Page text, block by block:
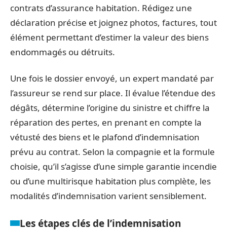
contrats d’assurance habitation. Rédigez une
déclaration précise et joignez photos, factures, tout
élément permettant d’estimer la valeur des biens
endommagés ou détruits.
Une fois le dossier envoyé, un expert mandaté par
l’assureur se rend sur place. Il évalue l’étendue des
dégâts, détermine l’origine du sinistre et chiffre la
réparation des pertes, en prenant en compte la
vétusté des biens et le plafond d’indemnisation
prévu au contrat. Selon la compagnie et la formule
choisie, qu’il s’agisse d’une simple garantie incendie
ou d’une multirisque habitation plus complète, les
modalités d’indemnisation varient sensiblement.
Les étapes clés de l’indemnisation